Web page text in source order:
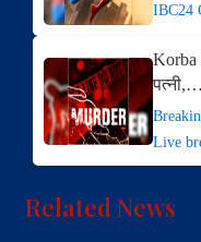
IBC24
Korba
पत्नी,…
Live
Related News